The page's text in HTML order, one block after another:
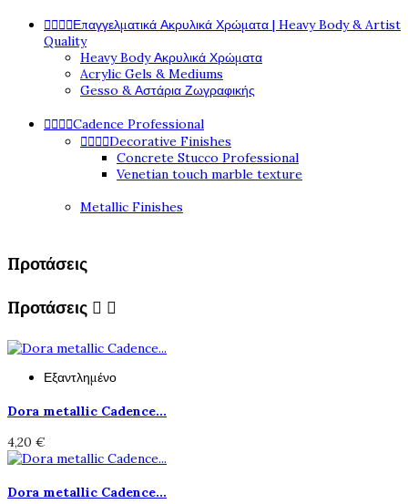
Επαγγελματικά Ακρυλικά Χρώματα | Heavy Body & Artist
Quality
Heavy Body Ακρυλικά Χρώματα
Acrylic Gels & Mediums
Gesso & Αστάρια Ζωγραφικής
Cadence Professional
Decorative Finishes
Concrete Stucco Professional
Venetian touch marble texture
Metallic Finishes
Προτάσεις
Προτάσεις  
Εξαντλημένο
Dora metallic Cadence...
4,20 €
Dora metallic Cadence...